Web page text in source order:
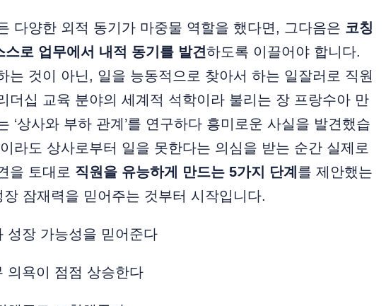
다양한 외적 동기가 마중물 역할을 했다면, 그다음은 코칭
로 업무에서 내적 동기를 발견하도록 이끌어야 합니다.
는 것이 아닌, 일을 능동적으로 찾아서 하는 일잘러로 직원
더십 교육 분야의 세계적 석학이라 불리는 장 프랑수아 만
‘상사와 부하 관계’를 연구하다 흥미로운 사실을 발견했습
라도 상사로부터 일을 못한다는 의심을 받는 순간 실제로
을 토대로 직원을 유능하게 만드는 5가지 단계 를 제안했는
잠재력을 믿어주는 것부터 시작입니다.
성장 가능성을 믿어준다
의욕이 점점 상승한다